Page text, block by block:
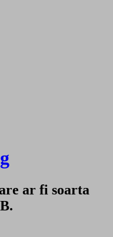
ar fi soarta